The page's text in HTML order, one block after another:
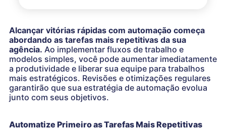
Alcançar vitórias rápidas com automação começa
abordando as tarefas mais repetitivas da sua
agência. Ao implementar fluxos de trabalho e
modelos simples, você pode aumentar imediatamente
a produtividade e liberar sua equipe para trabalhos
mais estratégicos. Revisões e otimizações regulares
garantirão que sua estratégia de automação evolua
junto com seus objetivos.
Automatize Primeiro as Tarefas Mais Repetitivas